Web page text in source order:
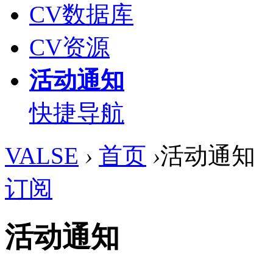
CV数据库
CV资源
活动通知
快捷导航
VALSE › 首页 ›活动通知
订阅
活动通知